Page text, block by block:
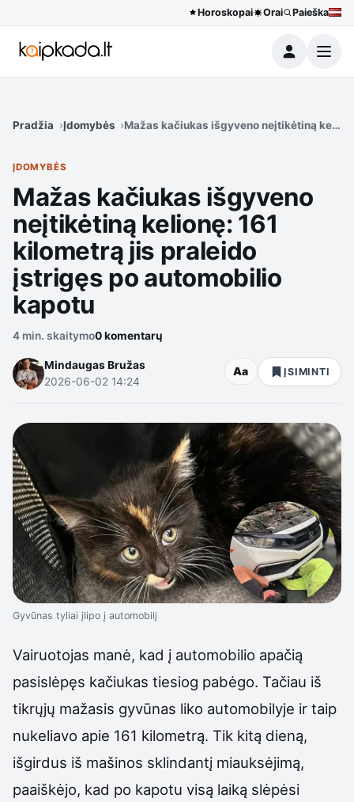
Horoskopai Orai Paieška
Meniu
Pradžia Įdomybės Mažas kačiukas išgyveno neįtikėtiną
ĮDOMYBĖS
Mažas kačiukas išgyveno
neįtikėtiną kelionę: 161
kilometrą jis praleido
įstrigęs po automobilio
kapotu
4 min. skaitymo0 komentarų
Mindaugas Bružas
2026-06-02 14:24
Aa ĮSIMINTI
Gyvūnas tyliai įlipo į automobilį
Vairuotojas manė, kad į automobilio apačią
pasislėpęs kačiukas tiesiog pabėgo. Tačiau iš
tikrųjų mažasis gyvūnas liko automobilyje ir taip
nukeliavo apie 161 kilometrą. Tik kitą dieną,
išgirdus iš mašinos sklindantį miauksėjimą,
paaiškėjo, kad po kapotu visą laiką slėpėsi